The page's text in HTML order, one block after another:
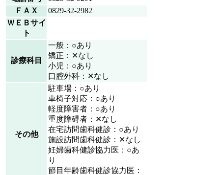
ＦＡＸ
0829-32-2982
ＷＥＢサイ
ト
診療科目
一般：○あり
矯正：✕なし
小児：○あり
口腔外科：✕なし
その他
駐車場：○あり
車椅子対応：○あり
軽度障害者：○あり
重度障碍者：✕なし
在宅訪問歯科健診：○あり
施設訪問歯科健診：✕なし
妊婦歯科健診協力医：○あ
り
節目年齢歯科健診協力医：